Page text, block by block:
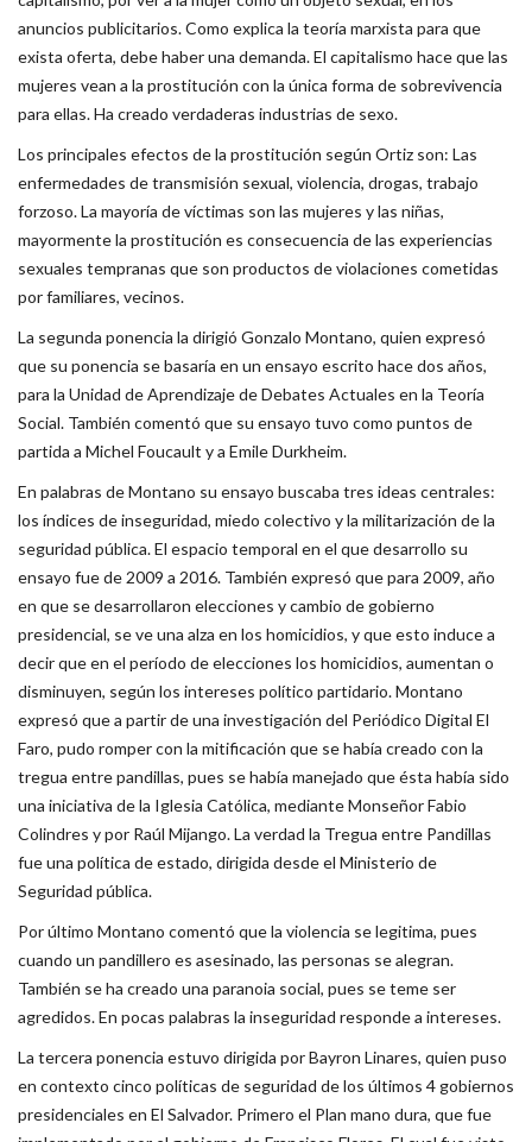
anuncios publicitarios. Como explica la teoría marxista para que
exista oferta, debe haber una demanda. El capitalismo hace que las
mujeres vean a la prostitución con la única forma de sobrevivencia
para ellas. Ha creado verdaderas industrias de sexo.
Los principales efectos de la prostitución según Ortiz son: Las
enfermedades de transmisión sexual, violencia, drogas, trabajo
forzoso. La mayoría de víctimas son las mujeres y las niñas,
mayormente la prostitución es consecuencia de las experiencias
sexuales tempranas que son productos de violaciones cometidas
por familiares, vecinos.
La segunda ponencia la dirigió Gonzalo Montano, quien expresó
que su ponencia se basaría en un ensayo escrito hace dos años,
para la Unidad de Aprendizaje de Debates Actuales en la Teoría
Social. También comentó que su ensayo tuvo como puntos de
partida a Michel Foucault y a Emile Durkheim.
En palabras de Montano su ensayo buscaba tres ideas centrales:
los índices de inseguridad, miedo colectivo y la militarización de la
seguridad pública. El espacio temporal en el que desarrollo su
ensayo fue de 2009 a 2016. También expresó que para 2009, año
en que se desarrollaron elecciones y cambio de gobierno
presidencial, se ve una alza en los homicidios, y que esto induce a
decir que en el período de elecciones los homicidios, aumentan o
disminuyen, según los intereses político partidario. Montano
expresó que a partir de una investigación del Periódico Digital El
Faro, pudo romper con la mitificación que se había creado con la
tregua entre pandillas, pues se había manejado que ésta había sido
una iniciativa de la Iglesia Católica, mediante Monseñor Fabio
Colindres y por Raúl Mijango. La verdad la Tregua entre Pandillas
fue una política de estado, dirigida desde el Ministerio de
Seguridad pública.
Por último Montano comentó que la violencia se legitima, pues
cuando un pandillero es asesinado, las personas se alegran.
También se ha creado una paranoia social, pues se teme ser
agredidos. En pocas palabras la inseguridad responde a intereses.
La tercera ponencia estuvo dirigida por Bayron Linares, quien puso
en contexto cinco políticas de seguridad de los últimos 4 gobiernos
presidenciales en El Salvador. Primero el Plan mano dura, que fue